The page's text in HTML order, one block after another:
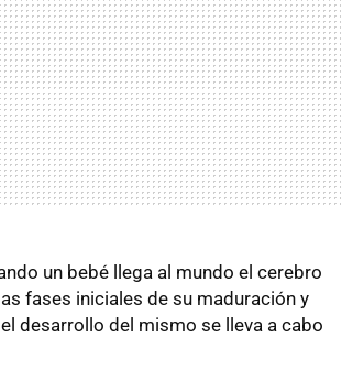
un bebé llega al mundo el cerebro
fases iniciales de su maduración y
desarrollo del mismo se lleva a cabo